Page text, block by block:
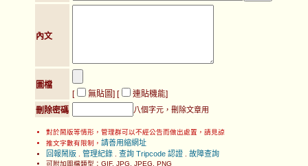
內文
圖檔
[
無貼圖] [ 連貼機能]
刪除密碼
八個字元，刪除文章用
對於鬧版等情形，管理群可以不經公告而做出處置，請見諒
推文字數有限制， 請善用縮網址
回報鬧版
管理紀錄 查詢 Tripcode 認證 故障查詢
可附加圖檔類型：GIF, JPG, JPEG, PNG